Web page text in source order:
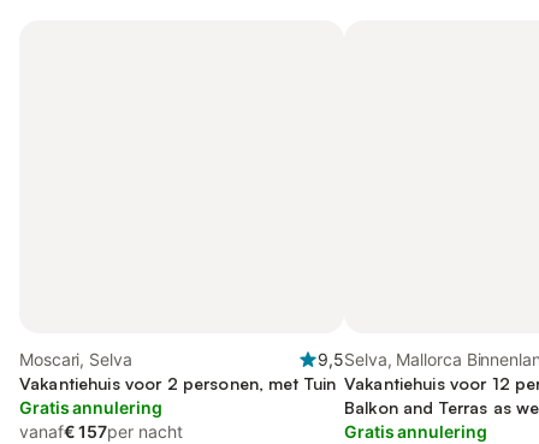
Moscari, Selva
9,5
Vakantiehuis voor 2 personen, met Tuin
Gratis annulering
vanaf€ 157per nacht
Selva, Mallorca
Vakantiehuis voor 12
Balkon and Terras as
Gratis annulering